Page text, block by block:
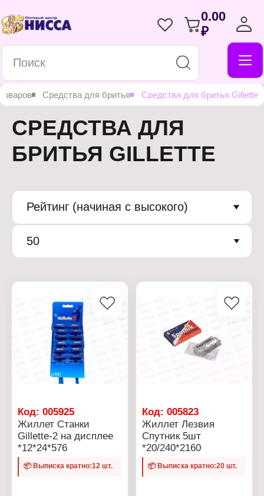
0.00
₽
Средства для бритья Средства для бритья Gillette
СРЕДСТВА ДЛЯ
БРИТЬЯ GILLETTE
Рейтинг (начиная с высокого)
50
Код: 005925
Жиллет Станки
Gillette-2 на дисплее
*12*24*576
📦 Выписка кратно:12 шт.
Код:005823
Жиллет Лезвия
Спутник 5шт
*20/240*2160
📦 Выписка кратно:20 шт.